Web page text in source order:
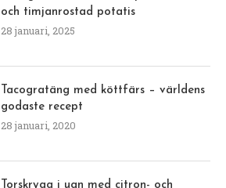
och timjanrostad potatis
28 januari, 2025
Tacogratäng med köttfärs – världens
godaste recept
28 januari, 2020
Torskrygg i ugn med citron- och